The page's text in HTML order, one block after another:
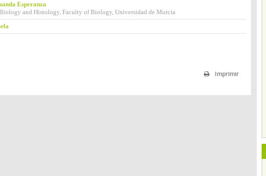
Esperanza
and Histology, Faculty of Biology, Universidad de Murcia
Imprimir